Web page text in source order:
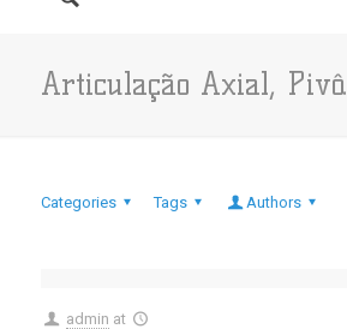
Articulação Axial, Pivô.
Categories Tags Authors
admin at